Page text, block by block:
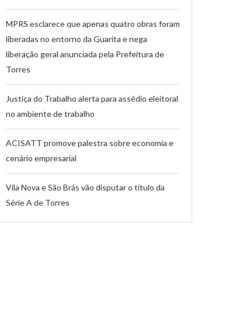
MPRS esclarece que apenas quatro obras foram
liberadas no entorno da Guarita e nega
liberação geral anunciada pela Prefeitura de
Torres
Justiça do Trabalho alerta para assédio eleitoral
no ambiente de trabalho
ACISATT promove palestra sobre economia e
cenário empresarial
Vila Nova e São Brás vão disputar o título da
Série A de Torres